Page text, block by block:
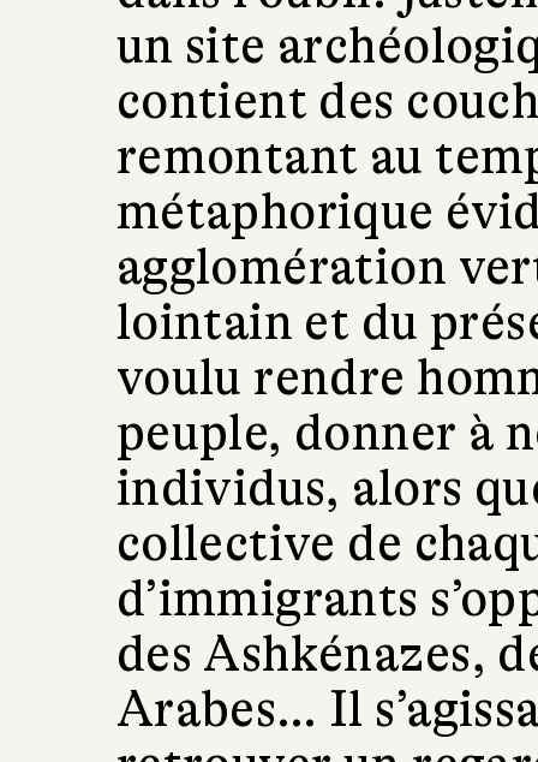
un site
contient des
remontant au
métaphorique
agglomération
lointain et du
voulu rendre
peuple, donner à
individus, alors
collective de
d’immigrants
des Ashkénazes,
Arabes… Il